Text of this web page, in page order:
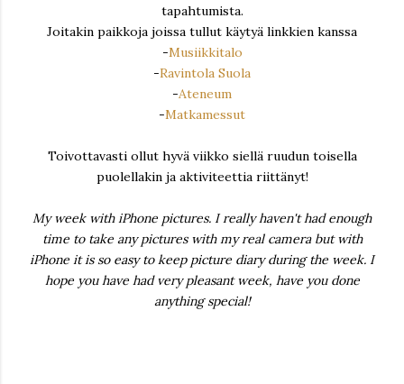
tapahtumista.
Joitakin paikkoja joissa tullut käytyä linkkien kanssa
-Musiikkitalo
-Ravintola Suola
-Ateneum
-Matkamessut
Toivottavasti ollut hyvä viikko siellä ruudun toisella
puolellakin ja aktiviteettia riittänyt!
My week with iPhone pictures. I really haven't had enough
time to take any pictures with my real camera but with
iPhone it is so easy to keep picture diary during the week. I
hope you have had very pleasant week, have you done
anything special!